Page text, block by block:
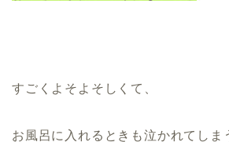
すごくよそよそしくて、
お風呂に入れるときも泣かれてしま